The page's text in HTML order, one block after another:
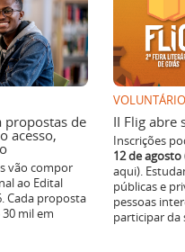
propostas de
acesso,
vão compor
ao Edital
Cada proposta
mil em
II Flig abre
Inscrições
12 de agosto
aqui).
públicas e
pessoas
participar da